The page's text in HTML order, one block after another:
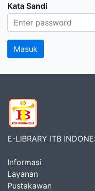
Kata Sandi
E-LIBRARY ITB
Informasi
Layanan
Pustakawan